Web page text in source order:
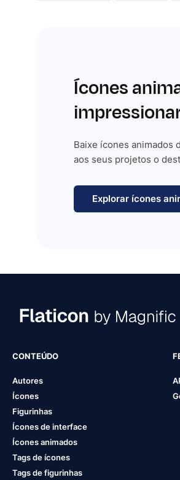
Ícones
Baixe ícones animados
aos seus projetos o
Explorar ícones
CONTEÚDO
Autores
Ícones
Figurinhas
Ícones de interface
Ícones animados
Tags de ícones
Tags de figurinhas